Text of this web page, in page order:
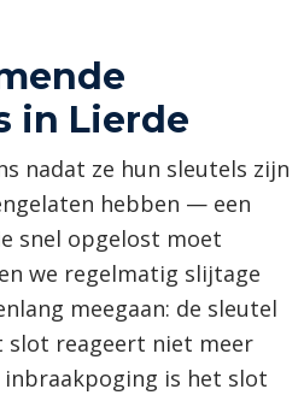
in Lierde
nadat ze hun sleutels zijn
hebben — een
snel opgelost moet
we regelmatig slijtage
meegaan: de sleutel
reageert niet meer
is het slot